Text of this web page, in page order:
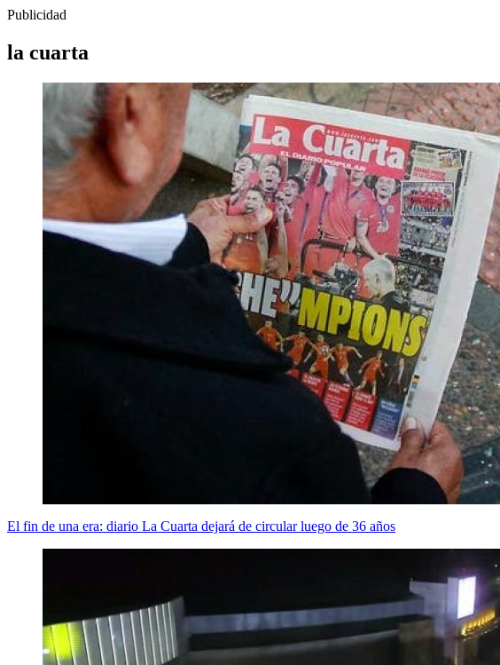
Publicidad
la cuarta
El fin de una era: diario La Cuarta dejará de circular luego de 36 años